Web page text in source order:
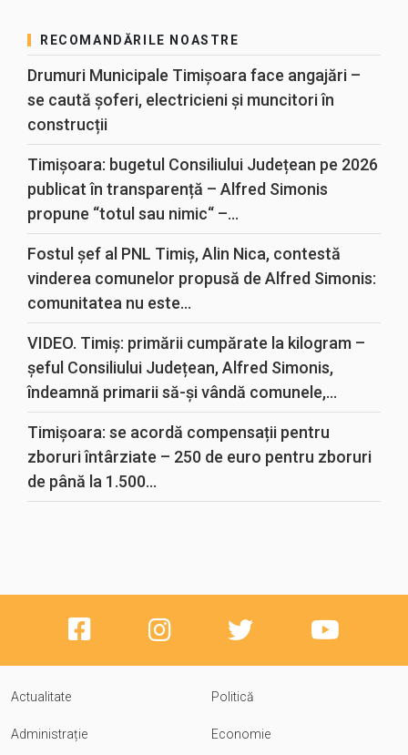
RECOMANDĂRILE NOASTRE
Drumuri Municipale Timișoara face angajări –
se caută șoferi, electricieni și muncitori în
construcții
Timișoara: bugetul Consiliului Județean pe 2026
publicat în transparență – Alfred Simonis
propune “totul sau nimic“ –...
Fostul șef al PNL Timiș, Alin Nica, contestă
vinderea comunelor propusă de Alfred Simonis:
comunitatea nu este...
VIDEO. Timiș: primării cumpărate la kilogram –
șeful Consiliului Județean, Alfred Simonis,
îndeamnă primarii să-și vândă comunele,...
Timișoara: se acordă compensații pentru
zboruri întârziate – 250 de euro pentru zboruri
de până la 1.500...
Actualitate Politică
Administrație Economie